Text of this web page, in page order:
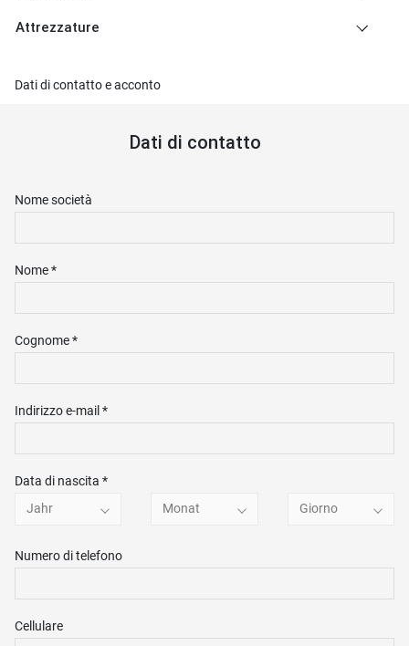
Attrezzature
Dati di contatto e acconto
Dati di contatto
Nome società
Nome *
Cognome *
Indirizzo e-mail *
Data di nascita *
Jahr
Monat Giorno
Numero di telefono
Cellulare